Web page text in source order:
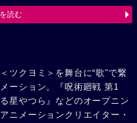
して歌うことで、二人は少し
月へと連れ戻す不吉な影が、
読む
ツクヨミ＞を舞台に“歌"で繋
ーション。『呪術廻戦 第1
星やつら』などのオープニン
ニメーションクリエイター・